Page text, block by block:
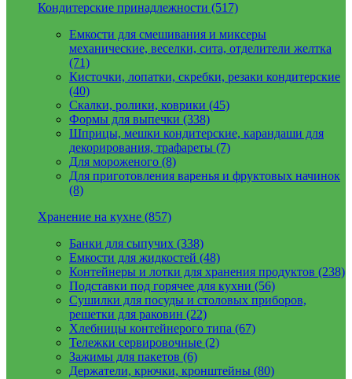
Кондитерские принадлежности (517)
Емкости для смешивания и миксеры
механические, веселки, сита, отделители желтка
(71)
Кисточки, лопатки, скребки, резаки кондитерские
(40)
Скалки, ролики, коврики (45)
Формы для выпечки (338)
Шприцы, мешки кондитерские, карандаши для
декорирования, трафареты (7)
Для мороженого (8)
Для приготовления варенья и фруктовых начинок
(8)
Хранение на кухне (857)
Банки для сыпучих (338)
Емкости для жидкостей (48)
Контейнеры и лотки для хранения продуктов (238)
Подставки под горячее для кухни (56)
Сушилки для посуды и столовых приборов,
решетки для раковин (22)
Хлебницы контейнерого типа (67)
Тележки сервировочные (2)
Зажимы для пакетов (6)
Держатели, крючки, кронштейны (80)